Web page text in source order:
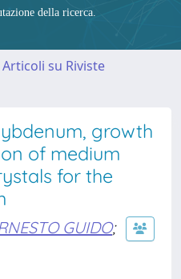
della ricerca.
Articoli su Riviste
growth
of medium
for the
GUIDO;